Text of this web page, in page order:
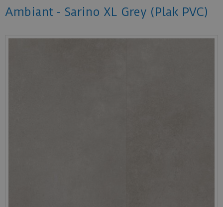
Ambiant - Sarino XL Grey (Plak PVC)